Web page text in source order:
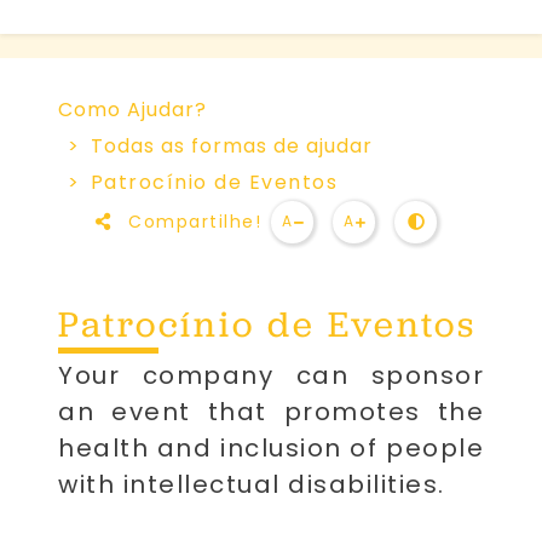
Como Ajudar?ㅤ
Todas as formas de ajudar
Patrocínio de Eventos
Compartilhe! A A
Patrocínio de Eventos
Your company can sponsor
an event that promotes the
health and inclusion of people
with intellectual disabilities.